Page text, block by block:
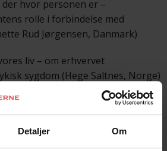
Detaljer Om
hvor personen er –
rolle i forbindelse med
Rud Jørgensen, Danmark)
liv – om erhvervet
sygdom (Hege Saltnes, Norge)
(Tove Geert Larsen og Bo Skarum
perspektiv (Gunilla